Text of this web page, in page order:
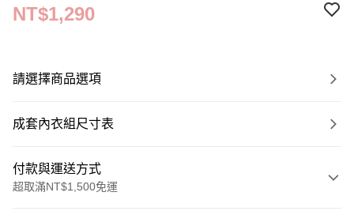
NT$1,290
請選擇商品選項
成套內衣組尺寸表
付款與運送方式
超取滿NT$1,500免運